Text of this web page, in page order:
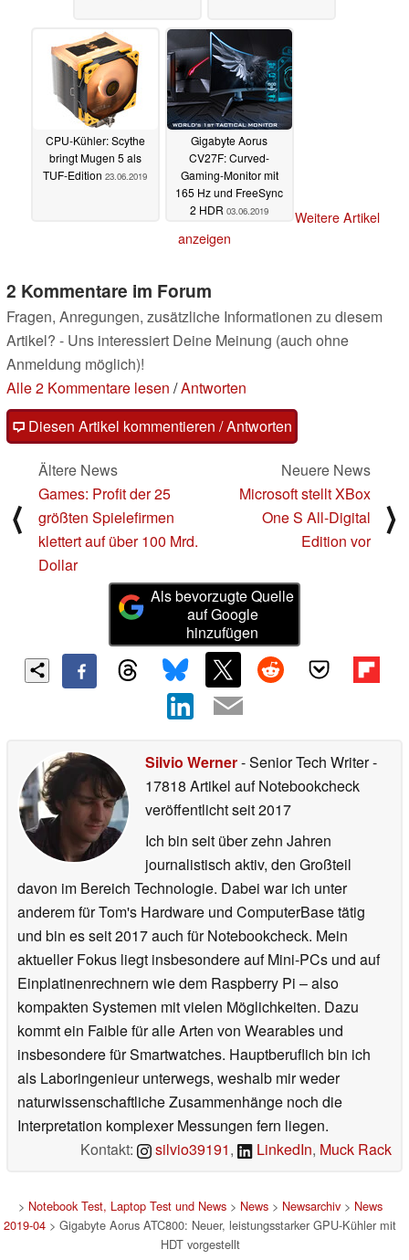
CPU-Kühler: Scythe
bringt Mugen 5 als
TUF-Edition 23.06.2019
Gigabyte Aorus
CV27F: Curved-
Gaming-Monitor mit
165 Hz und FreeSync
2 HDR 03.06.2019
Weitere Artikel
anzeigen
2 Kommentare im Forum
Fragen, Anregungen, zusätzliche Informationen zu diesem
Artikel? - Uns interessiert Deine Meinung (auch ohne
Anmeldung möglich)!
Alle 2 Kommentare lesen /Antworten
Diesen Artikel kommentieren / Antworten
⟨
Ältere News
Games: Profit der 25
größten Spielefirmen
klettert auf über 100 Mrd.
Dollar
Neuere News
Microsoft stellt XBox
One S All-Digital
Edition vor
⟩
Als bevorzugte Quelle
auf Google
hinzufügen
Silvio Werner- Senior Tech Writer-
17818 Artikel auf Notebookcheck
veröffentlichtseit 2017
Ich bin seit über zehn Jahren
journalistisch aktiv, den Großteil
davon im Bereich Technologie. Dabei war ich unter
anderem für Tom's Hardware und ComputerBase tätig
und bin es seit 2017 auch für Notebookcheck. Mein
aktueller Fokus liegt insbesondere auf Mini-PCs und auf
Einplatinenrechnern wie dem Raspberry Pi – also
kompakten Systemen mit vielen Möglichkeiten. Dazu
kommt ein Faible für alle Arten von Wearables und
insbesondere für Smartwatches. Hauptberuflich bin ich
als Laboringenieur unterwegs, weshalb mir weder
naturwissenschaftliche Zusammenhänge noch die
Interpretation komplexer Messungen fern liegen.
Kontakt:
silvio39191, LinkedIn, Muck Rack
> Notebook Test, Laptop Test und News> News> Newsarchiv> News
2019-04 > Gigabyte Aorus ATC800: Neuer, leistungsstarker GPU-Kühler mit
HDT vorgestellt